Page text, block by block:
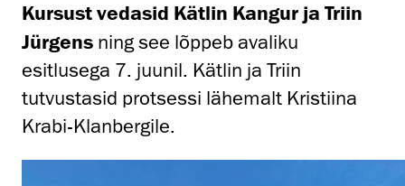
Kursust vedasid Kätlin Kangur ja Triin
Jürgens ning see lõppeb avaliku
esitlusega 7. juunil. Kätlin ja Triin
tutvustasid protsessi lähemalt Kristiina
Krabi-Klanbergile.